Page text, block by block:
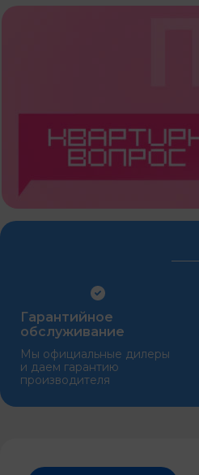
Гарантийное
обслуживание
Мы официальные дилеры
и даем гарантию
производителя